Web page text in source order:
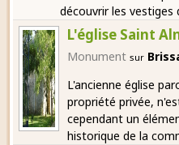
découvrir les
L'église Saint
Monument sur
L'ancienne église
propriété privée,
cependant un
historique de la